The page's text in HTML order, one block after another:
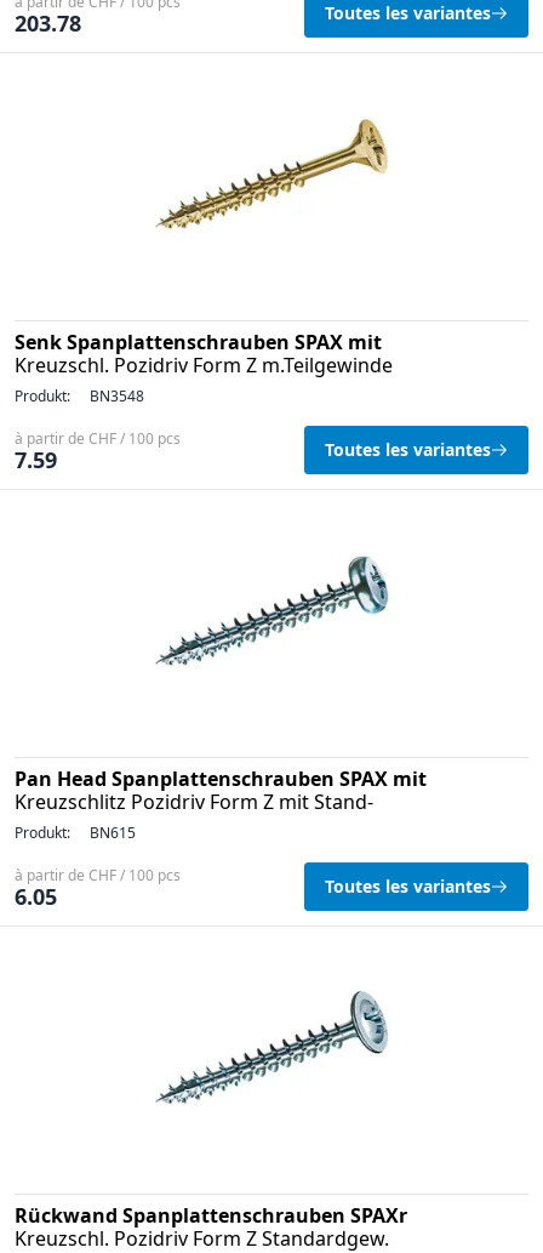
203.78 Toutes les variantes
Senk Spanplattenschrauben SPAX mit
Kreuzschl. Pozidriv Form Z m.Teilgewinde
Produkt: BN3548
à partir de CHF / 100 pcs
7.59 Toutes les variantes
Pan Head Spanplattenschrauben SPAX mit
Kreuzschlitz Pozidriv Form Z mit Stand-
Produkt: BN615
à partir de CHF / 100 pcs
6.05 Toutes les variantes
Rückwand Spanplattenschrauben SPAXr
Kreuzschl. Pozidriv Form Z Standardgew.